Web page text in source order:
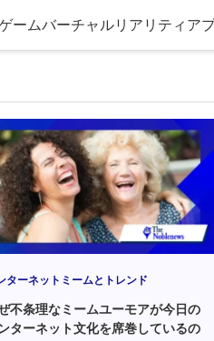
ームバーチャルリアリティ ア
ターネットミームとトレンド
不条理なミームユーモアが今日の
ターネット文化を席巻しているの